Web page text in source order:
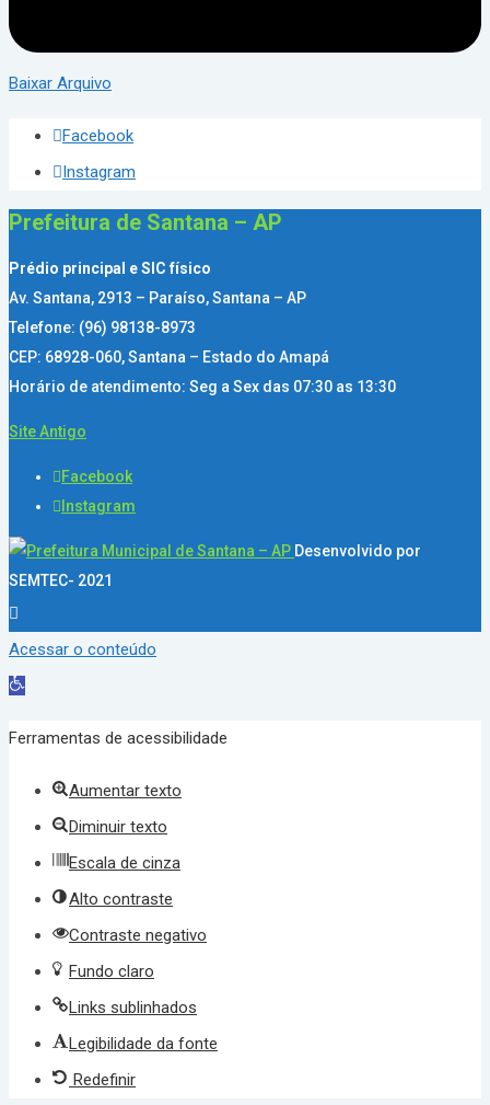
Baixar Arquivo
Facebook
Instagram
Prefeitura de Santana – AP
Prédio principal e SIC físico
Av. Santana, 2913 – Paraíso, Santana – AP
Telefone: (96) 98138-8973
CEP: 68928-060, Santana – Estado do Amapá
Horário de atendimento: Seg a Sex das 07:30 as 13:30
Site Antigo
Facebook
Instagram
Desenvolvido por
SEMTEC- 2021
Acessar o conteúdo
Abrir
ferramentas
Ferramentas de acessibilidade
Aumentar texto
Diminuir texto
Escala de cinza
Alto contraste
Contraste negativo
Fundo claro
Links sublinhados
Legibilidade da fonte
Redefinir